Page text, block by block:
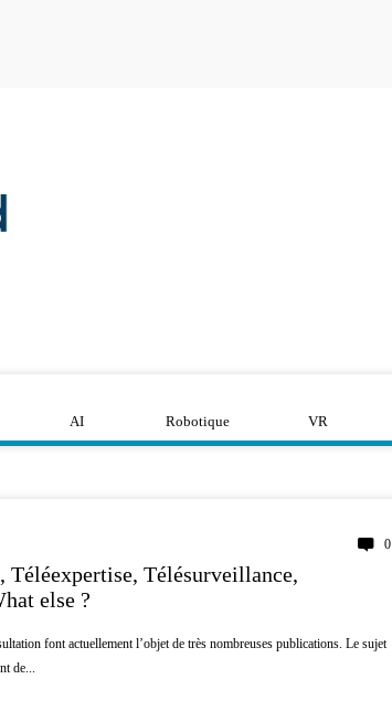
AI Robotique VR
0
Téléexpertise, Télésurveillance,
else ?
font actuellement l’objet de très nombreuses publications. Le sujet
de...